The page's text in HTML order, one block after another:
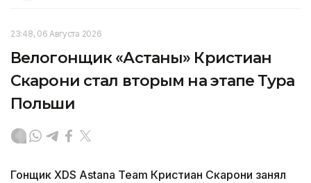
23:48, 06 Августа 2026
Велогонщик «Астаны» Кристиан
Скарони стал вторым на этапе Тура
Польши
Гонщик XDS Astana Team Кристиан Скарони занял